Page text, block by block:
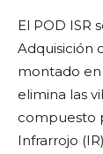
El POD ISR
Adquisición
montado en
elimina las
compuesto
Infrarrojo